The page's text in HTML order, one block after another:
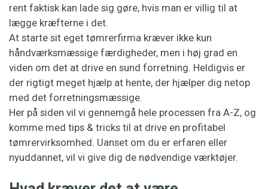
rent faktisk kan lade sig gøre, hvis man er villig til at
lægge kræfterne i det.
At starte sit eget tømrerfirma kræver ikke kun
håndværksmæssige færdigheder, men i høj grad en
viden om det at drive en sund forretning. Heldigvis er
der rigtigt meget hjælp at hente, der hjælper dig netop
med det forretningsmæssige.
Her på siden vil vi gennemgå hele processen fra A-Z, og
komme med tips & tricks til at drive en profitabel
tømrervirksomhed. Uanset om du er erfaren eller
nyuddannet, vil vi give dig de nødvendige værktøjer.